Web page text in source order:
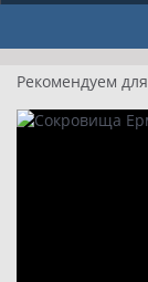
7 серия
8 серия
Рекомендуем